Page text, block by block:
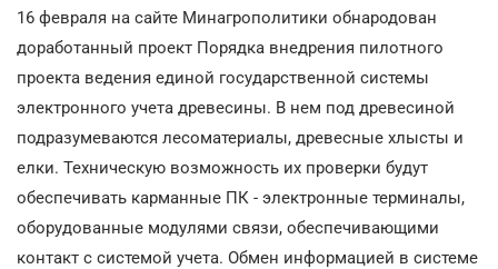
16 февраля на сайте Минагрополитики обнародован
доработанный проект Порядка внедрения пилотного
проекта ведения единой государственной системы
электронного учета древесины. В нем под древесиной
подразумеваются лесоматериалы, древесные хлысты и
елки. Техническую возможность их проверки будут
обеспечивать карманные ПК - электронные терминалы,
оборудованные модулями связи, обеспечивающими
контакт с системой учета. Обмен информацией в системе